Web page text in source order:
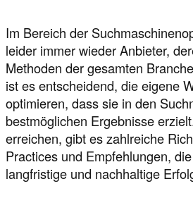
Im Bereich der
leider immer wieder Anbieter,
Methoden der gesamten
ist es entscheidend, die eigene
optimieren, dass sie in den
bestmöglichen Ergebnisse
erreichen, gibt es zahlreiche
Practices und Empfehlungen,
langfristige und nachhaltige